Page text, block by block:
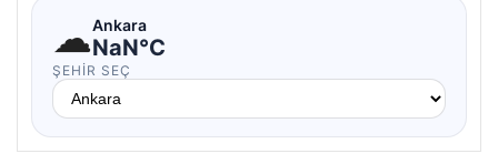
☁Ankara
NaN°C
ŞEHIR SEÇ